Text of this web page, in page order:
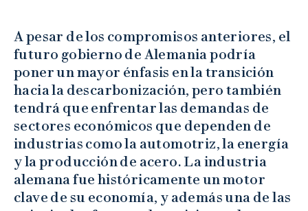
A pesar de los compromisos anteriores, el
futuro gobierno de Alemania podría
poner un mayor énfasis en la transición
hacia la descarbonización, pero también
tendrá que enfrentar las demandas de
sectores económicos que dependen de
industrias como la automotriz, la energía
y la producción de acero. La industria
alemana fue históricamente un motor
clave de su economía, y además una de las